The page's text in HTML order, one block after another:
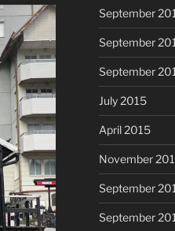
September
September
September
July 2015
April 2015
November
September
September